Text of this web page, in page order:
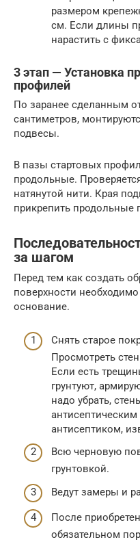
размером
см. Если длины
нарастить с
3 этап — Установка
профилей
По заранее сделанным
сантиметров,
подвесы.
В пазы стартовых
продольные.
натянутой нити. Края
прикрепить
за шагом
Перед тем как создать
поверхности
основание.
Снять старое
Просмотреть
Если есть
грунтуют,
надо убрать,
антисептиком,
Всю черновую
грунтовкой.
Ведут замеры и
После
обязательном